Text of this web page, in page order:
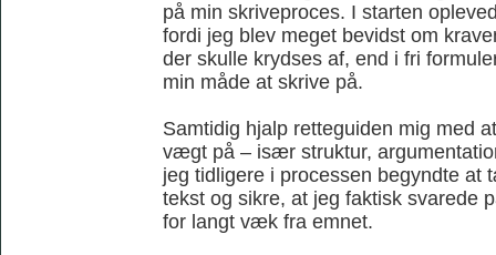
på min skriveproces. I starten
fordi jeg blev meget bevidst om
der skulle krydses af, end i fri
min måde at skrive på.
Samtidig hjalp retteguiden mig med
vægt på – især struktur,
jeg tidligere i processen begyndte at
tekst og sikre, at jeg faktisk svarede
for langt væk fra emnet.